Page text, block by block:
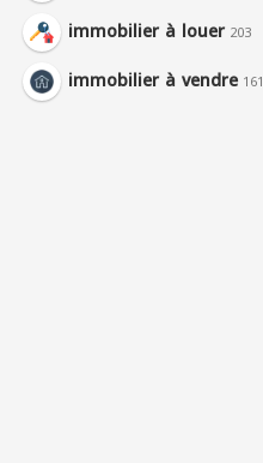
immobilier à louer 203
immobilier à vendre 161